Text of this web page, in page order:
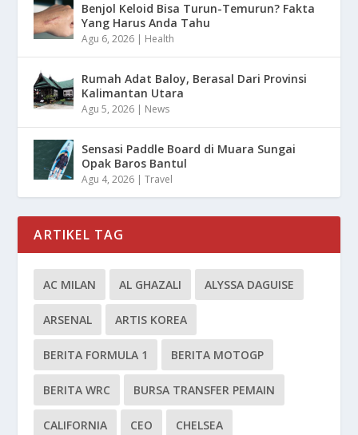
Benjol Keloid Bisa Turun-Temurun? Fakta
Yang Harus Anda Tahu
Agu 6, 2026 | Health
Rumah Adat Baloy, Berasal Dari Provinsi
Kalimantan Utara
Agu 5, 2026 | News
Sensasi Paddle Board di Muara Sungai
Opak Baros Bantul
Agu 4, 2026 |Travel
ARTIKEL TAG
AC MILAN AL GHAZALI ALYSSA DAGUISE
ARSENAL ARTIS KOREA
BERITA FORMULA 1 BERITA MOTOGP
BERITA WRC BURSA TRANSFER PEMAIN
CALIFORNIA CEO CHELSEA